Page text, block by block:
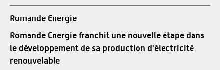
Romande Energie
Romande Energie franchit une nouvelle étape dans
le développement de sa production d'électricité
renouvelable